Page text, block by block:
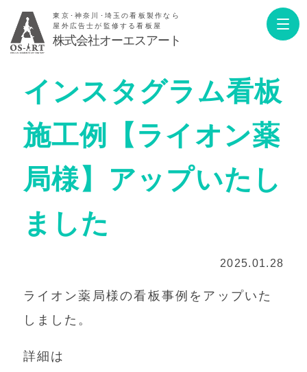
東京･神奈川･埼玉の看板製作なら
屋外広告士が監修する看板屋
株式会社オーエスアート
インスタグラム看板
施工例【ライオン薬
局様】アップいたし
ました
2025.01.28
ライオン薬局様の看板事例をアップいた
しました。
詳細は